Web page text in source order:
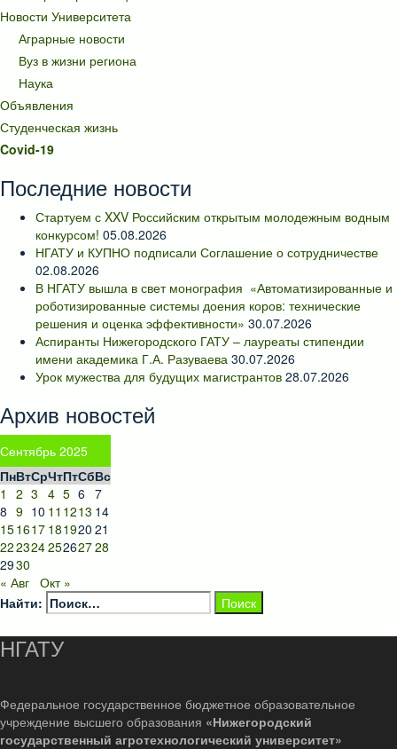
Новости Университета
Аграрные новости
Вуз в жизни региона
Наука
Объявления
Студенческая жизнь
Covid-19
Последние новости
Стартуем с XXV Российским открытым молодежным водным
конкурсом! 05.08.2026
НГАТУ и КУПНО подписали Соглашение о сотрудничестве
02.08.2026
В НГАТУ вышла в свет монография «Автоматизированные и
роботизированные системы доения коров: технические
решения и оценка эффективности» 30.07.2026
Аспиранты Нижегородского ГАТУ – лауреаты стипендии
имени академика Г.А. Разуваева 30.07.2026
Урок мужества для будущих магистрантов 28.07.2026
Архив новостей
Сентябрь 2025
ПнВтСрЧтПтСбВс
1
2 3 4 5 6 7
8 9 10 11 1213 14
151617 181920 21
22232425262728
2930
« Авг Окт »
Найти:
НГАТУ
Федеральное государственное бюджетное образовательное
учреждение высшего образования «Нижегородский
государственный агротехнологический университет»